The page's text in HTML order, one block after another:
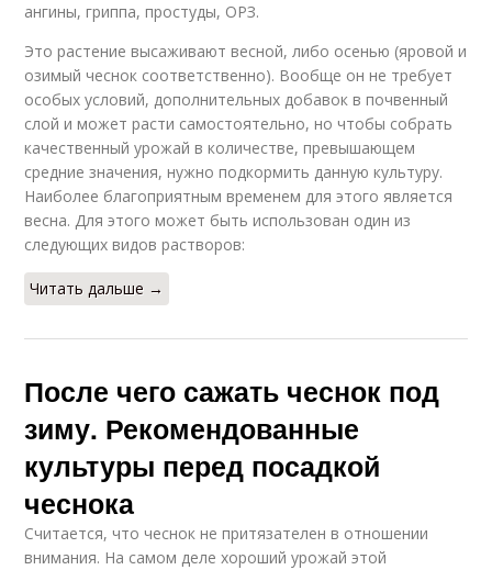
ангины, гриппа, простуды, ОРЗ.
Это растение высаживают весной, либо осенью (яровой и
озимый чеснок соответственно). Вообще он не требует
особых условий, дополнительных добавок в почвенный
слой и может расти самостоятельно, но чтобы собрать
качественный урожай в количестве, превышающем
средние значения, нужно подкормить данную культуру.
Наиболее благоприятным временем для этого является
весна. Для этого может быть использован один из
следующих видов растворов:
Читать дальше →
После чего сажать чеснок под
зиму. Рекомендованные
культуры перед посадкой
чеснока
Считается, что чеснок не притязателен в отношении
внимания. На самом деле хороший урожай этой